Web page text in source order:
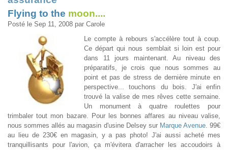
Flying to the moon....
Posté le Sep 11, 2008 par Carole
Le compte à rebours s'accélère tout à coup.
Ce départ qui nous semblait si loin est pour
dans 11 jours maintenant. Au niveau des
préparatifs, je crois que nous sommes au
point et pas de stress de dernière minute en
perspective... touchons du bois. J'ai enfin
trouvé la valise de mes rêves cette semaine.
Un monument à quatre roulettes pour
trimbaler tout mon bazare. Pour les bonnes affares au niveau valise,
nous sommes allés au magasin d'usine Delsey sur Marque Avenue. 99€
au lieu de 230€ en magasin, y a pas photo! J'ai aussi acheté mes
tranquillisants pour l'avion, ça m'évitera d'arracher les accoudoirs à